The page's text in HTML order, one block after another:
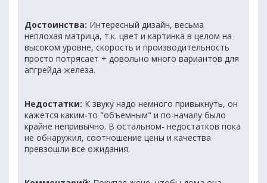
Достоинства: Интересный дизайн, весьма
неплохая матрица, т.к. цвет и картинка в целом на
высоком уровне, скорость и производительность
просто потрясает + довольно много вариантов для
апгрейда железа.
Недостатки: К звуку надо немного привыкнуть, он
кажется каким-то "объемным" и по-началу было
крайне непривычно. В остальном- недостатков пока
не обнаружил, соотношение цены и качества
превзошли все ожидания.